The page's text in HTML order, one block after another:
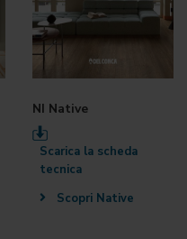
NI Native
Scarica la scheda
tecnica
Scopri Native